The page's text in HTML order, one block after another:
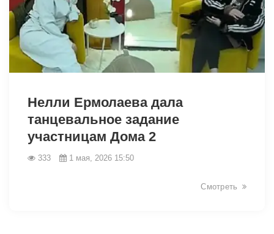
Нелли Ермолаева дала
танцевальное задание
участницам Дома 2
333 1 мая, 2026 15:50
Смотреть